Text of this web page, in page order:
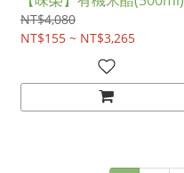
NT$4,080
NT$155 ~ NT$3,265